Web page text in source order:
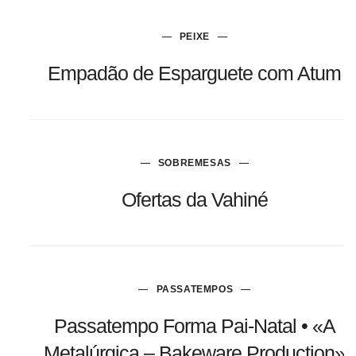
PEIXE
Empadão de Esparguete com Atum
SOBREMESAS
Ofertas da Vahiné
PASSATEMPOS
Passatempo Forma Pai-Natal • «A